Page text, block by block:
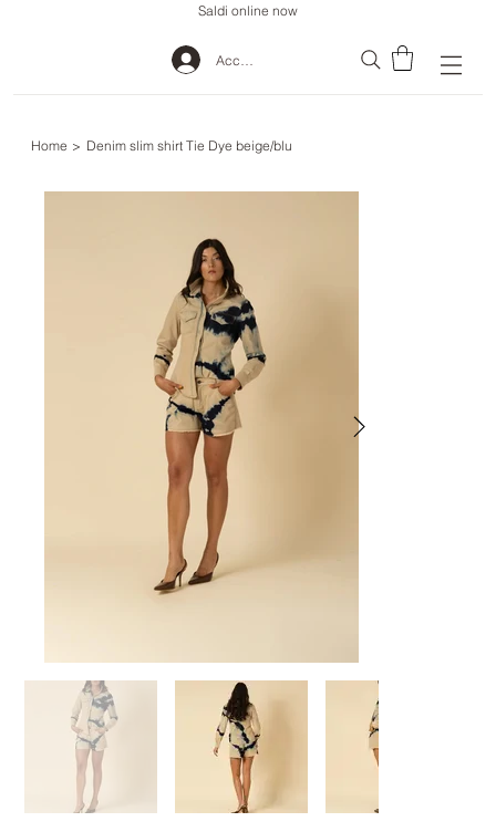
Saldi online now
Accedi
Home > Denim slim shirt Tie Dye beige/blu